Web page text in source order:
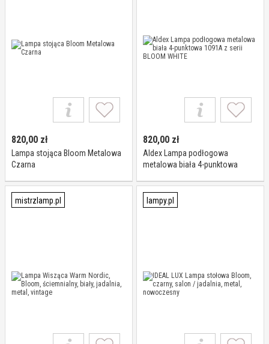
820,00 zł
Lampa stojąca Bloom Metalowa
Czarna
820,00 zł
Aldex Lampa podłogowa
metalowa biała 4-punktowa
mistrzlamp.pl lampy.pl